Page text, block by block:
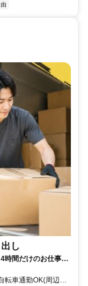
し
時間だけのお仕事だ
転車通勤OK(周辺